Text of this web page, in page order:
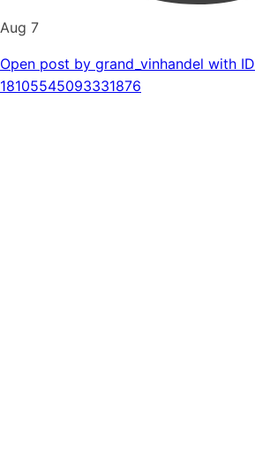
Aug 7
Open post by grand_vinhandel with ID
18105545093331876